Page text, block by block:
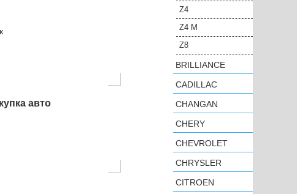
авто
Z4
Z4 M
Z8
BRILLIANCE
CADILLAC
CHANGAN
CHERY
CHEVROLET
CHRYSLER
CITROEN